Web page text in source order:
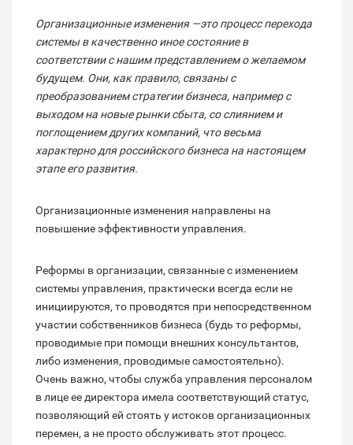
Организационные изменения —это процесс перехода
системы в качественно иное состояние в
соответствии с нашим представлением о желаемом
будущем. Они, как правило, связаны с
преобразованием стратегии бизнеса, например с
выходом на новые рынки сбыта, со слиянием и
поглощением других компаний, что весьма
характерно для российского бизнеса на настоящем
этапе его развития.
Организационные изменения направлены на
повышение эффективности управления.
Реформы в организации, связанные с изменением
системы управления, практически всегда если не
инициируются, то проводятся при непосредственном
участии собственников бизнеса (будь то реформы,
проводимые при помощи внешних консультантов,
либо изменения, проводимые самостоятельно).
Очень важно, чтобы служба управления персоналом
в лице ее директора имела соответствующий статус,
позволяющий ей стоять у истоков организационных
перемен, а не просто обслуживать этот процесс.